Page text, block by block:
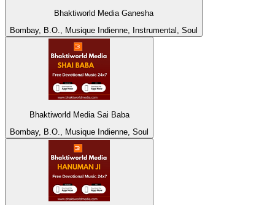
Bhaktiworld Media Ganesha
Bombay, B.O., Musique Indienne, Instrumental, Soul
Bhaktiworld Media Sai Baba
Bombay, B.O., Musique Indienne, Soul